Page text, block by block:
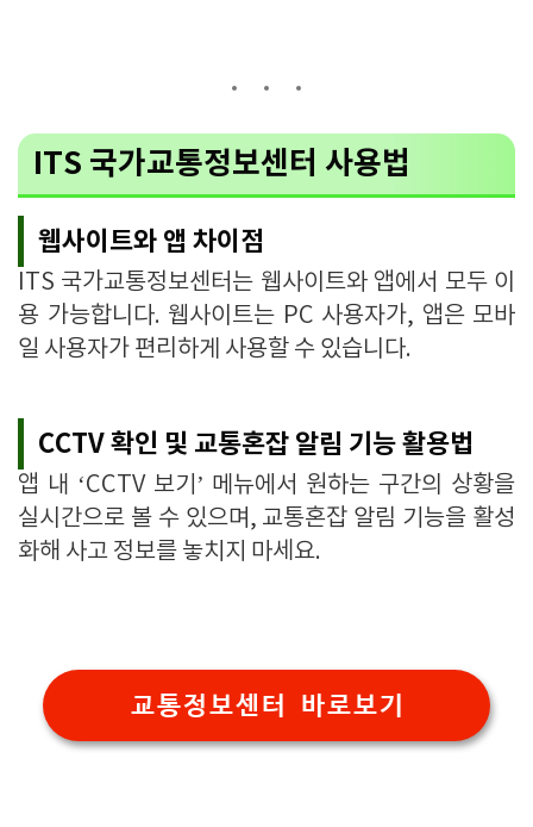
ITS 국가교통정보센터 사용법
웹사이트와 앱 차이점
ITS 국가교통정보센터는 웹사이트와 앱에서 모두 이
용 가능합니다. 웹사이트는 PC 사용자가, 앱은 모바
일 사용자가 편리하게 사용할 수 있습니다.
CCTV 확인 및 교통혼잡 알림 기능 활용법
앱 내 ‘CCTV 보기’ 메뉴에서 원하는 구간의 상황을
실시간으로 볼 수 있으며, 교통혼잡 알림 기능을 활성
화해 사고 정보를 놓치지 마세요.
교통정보센터 바로보기